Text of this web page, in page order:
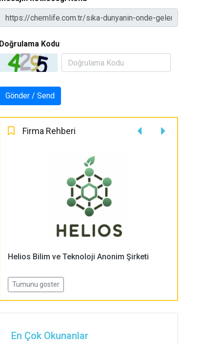
Doğrulama Kodu
Firma Rehberi
Helios Bilim ve Teknoloji Anonim Şirketi
Tumunu goster
En Çok Okunanlar